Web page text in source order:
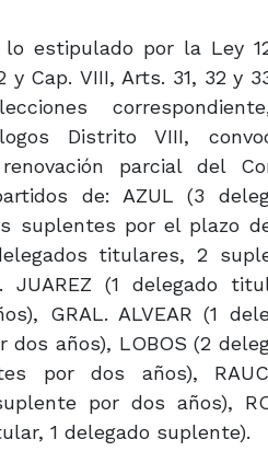
estipulado por la Ley
y Cap.VIII, Arts. 31, 32 y
Distrito VIII,
parcial del
de: AZUL (3
suplentes por el plazo
titulares, 2
JUAREZ (1 delegado
GRAL. ALVEAR (1
años), LOBOS (2
por dos años),
por dos años),
1 delegado suplente).